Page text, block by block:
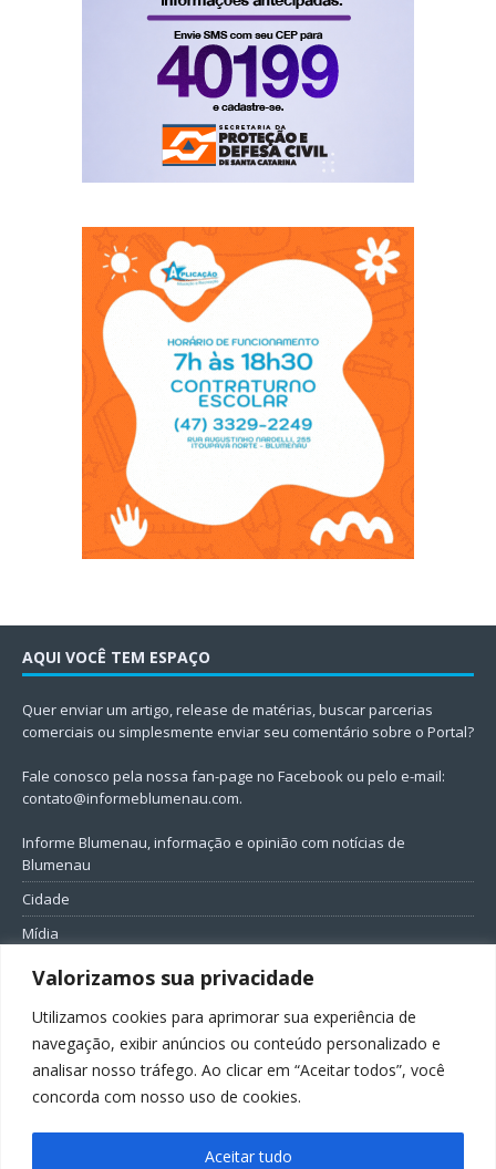
Valorizamos sua privacidade
Utilizamos cookies para aprimorar sua experiência de
navegação, exibir anúncios ou conteúdo personalizado e
analisar nosso tráfego. Ao clicar em “Aceitar todos”, você
concorda com nosso uso de cookies.
Aceitar tudo
AQUI VOCÊ TEM ESPAÇO
Quer enviar um artigo, release de matérias, buscar parcerias
comerciais ou simplesmente enviar seu comentário sobre o Portal?
Fale conosco pela nossa fan-page no Facebook ou pelo e-mail:
contato@informeblumenau.com.
Informe Blumenau, informação e opinião com notícias de
Blumenau
Cidade
Mídia
Entretenimento
Política
FIQUE CONECTADO